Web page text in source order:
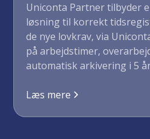
Uniconta Partner tilbyder
løsning til korrekt
de nye lovkrav, via
på arbejdstimer,
automatisk arkivering i 5
Læs mere